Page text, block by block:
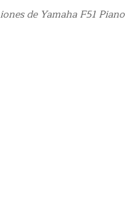
de Yamaha F51 Piano